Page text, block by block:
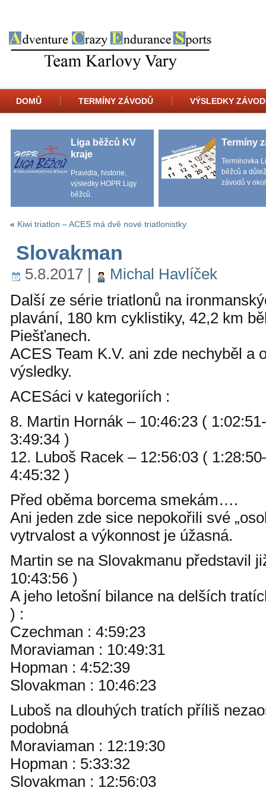
DOMŮ TERMÍNY ZÁVODŮ VÝSLEDKY
Liga běžců KV
kraje
Pravidla, historie,
výsledky HOPR Ligy
běžců.
Termíny
Termínovka
běžců a
závodů v
« Kiwi triatlon – ACES má dvě nové triatlonistky
Slovakman
5.8.2017 |
Michal Havlíček
Další ze série triatlonů na
plavání, 180 km cyklistiky, 42,2 km
Piešťanech.
ACES Team K.V. ani zde nechyběl a
výsledky.
ACESáci v kategoriích :
8. Martin Hornák – 10:46:23 (
3:49:34 )
12. Luboš Racek – 12:56:03 (
4:45:32 )
Před oběma borcema smekám….
Ani jeden zde sice nepokořili své
vytrvalost a výkonnost je úžasná.
Martin se na Slovakmanu představil
10:43:56 )
A jeho letošní bilance na delších
) :
Czechman : 4:59:23
Moraviaman : 10:49:31
Hopman : 4:52:39
Slovakman : 10:46:23
Luboš na dlouhých tratích příliš
podobná
Moraviaman : 12:19:30
Hopman : 5:33:32
Slovakman : 12:56:03